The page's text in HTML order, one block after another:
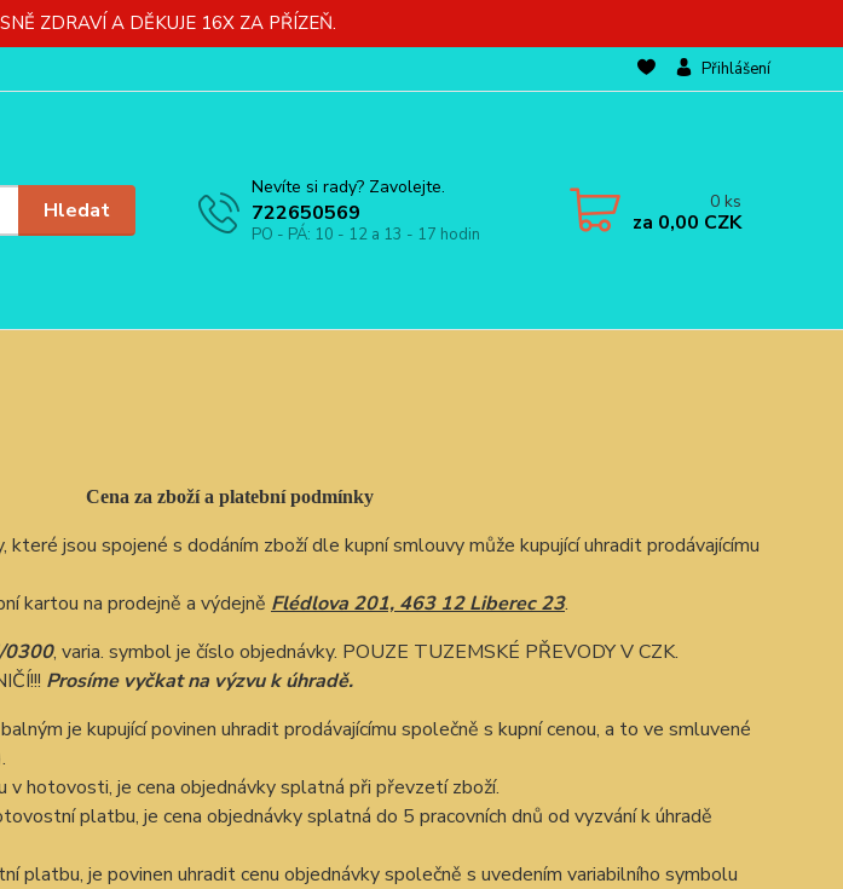
ZDRAVÍ A DĚKUJE 16X ZA PŘÍZEŇ.
Přihlášení
Hledat
Nevíte si rady? Zavolejte.
722650569
PO - PÁ: 10 - 12 a 13 - 17 hodin
0 ks
za 0,00 CZK
Cena za zboží a platební podmínky
které jsou spojené s dodáním zboží dle kupní smlouvy může kupující uhradit prodávajícímu
kartou na prodejně a výdejně Flédlova 201, 463 12 Liberec 23.
, varia. symbol je číslo objednávky. POUZE TUZEMSKÉ PŘEVODY V CZK.
Prosíme vyčkat na výzvu k úhradě.
je kupující povinen uhradit prodávajícímu společně s kupní cenou, a to ve smluvené
v hotovosti, je cena objednávky splatná při převzetí zboží.
platbu, je cena objednávky splatná do 5 pracovních dnů od vyzvání k úhradě
platbu, je povinen uhradit cenu objednávky společně s uvedením variabilního symbolu